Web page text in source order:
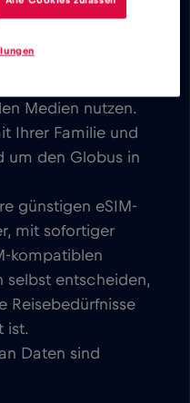
chatten,
Medien nutzen.
Ihrer Familie und
um den Globus in
günstigen eSIM-
mit sofortiger
kompatiblen
selbst entscheiden,
Reisebedürfnisse
ist.
Daten sind